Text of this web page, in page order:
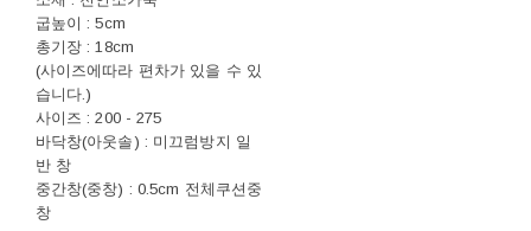
굽높이 : 5cm
총기장 : 18cm
(사이즈에따라 편차가 있을 수 있
습니다.)
사이즈 : 200 - 275
바닥창(아웃솔) : 미끄럼방지 일
반 창
중간창(중창) : 0.5cm 전체쿠션중
창